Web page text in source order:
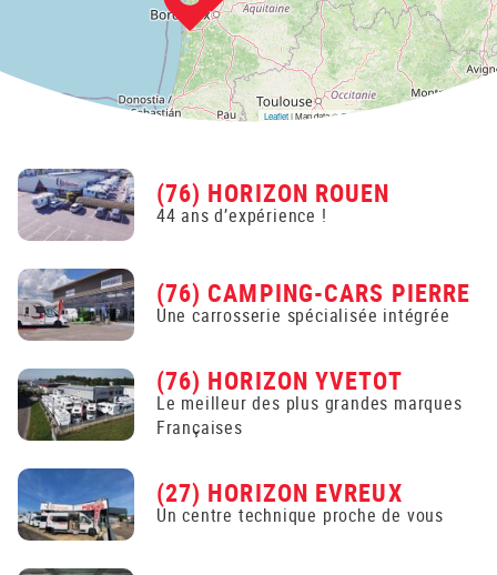
Leaflet| Map data © OpenStreetMap
(76) HORIZON ROUEN
44 ans d’expérience !
(76) CAMPING-CARS PIERRE
Une carrosserie spécialisée intégrée
(76) HORIZON YVETOT
Le meilleur des plus grandes marques
Françaises
(27) HORIZON EVREUX
Un centre technique proche de vous